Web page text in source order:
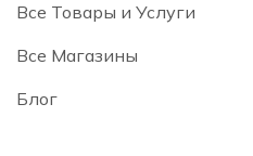
Все Товары и Услуги
Все Магазины
Блог